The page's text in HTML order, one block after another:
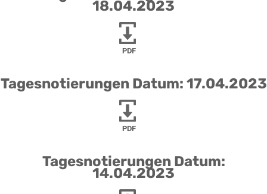
18.04.2023
PDF
Tagesnotierungen Datum: 17.04.2023
PDF
Tagesnotierungen Datum:
14.04.2023